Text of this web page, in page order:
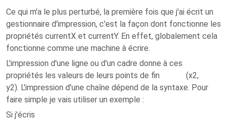
Ce qui m'a le plus perturbé, la première fois que j'ai écrit un
gestionnaire d'impression, c'est la façon dont fonctionne les
propriétés currentX et currentY. En effet, globalement cela
fonctionne comme une machine à écrire.
L'impression d'une ligne ou d'un cadre donne à ces
propriétés les valeurs de leurs points de fin (x2,
y2). L'impression d'une chaîne dépend de la syntaxe. Pour
faire simple je vais utiliser un exemple :
Si j'écris